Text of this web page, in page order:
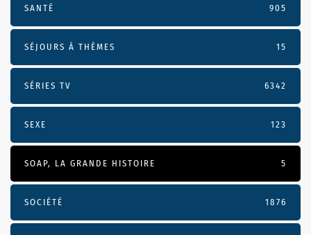
SANTÉ 905
SÉJOURS À THÈMES 15
SÉRIES TV 6342
SEXE 123
SOAP, LA GRANDE HISTOIRE 5
SOCIÉTÉ 1876